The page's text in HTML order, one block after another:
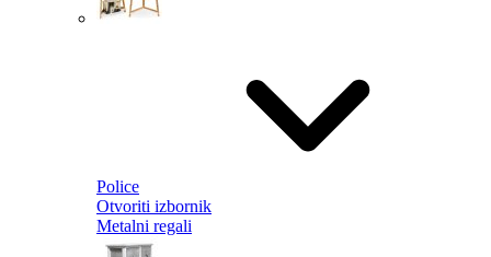
Police
Otvoriti izbornik
Metalni regali